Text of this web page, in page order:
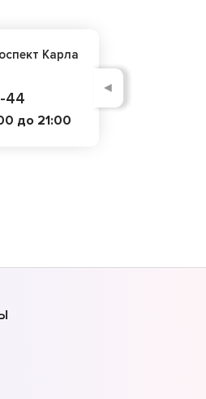
Карла
44
до 21:00
◄